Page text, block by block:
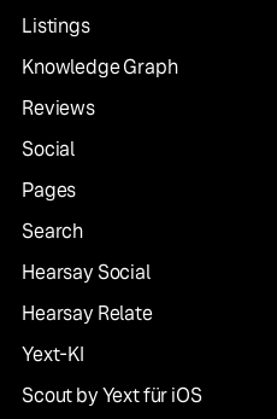
Listings
Knowledge Graph
Reviews
Social
Pages
Search
Hearsay Social
Hearsay Relate
Yext-KI
Scout by Yext für iOS